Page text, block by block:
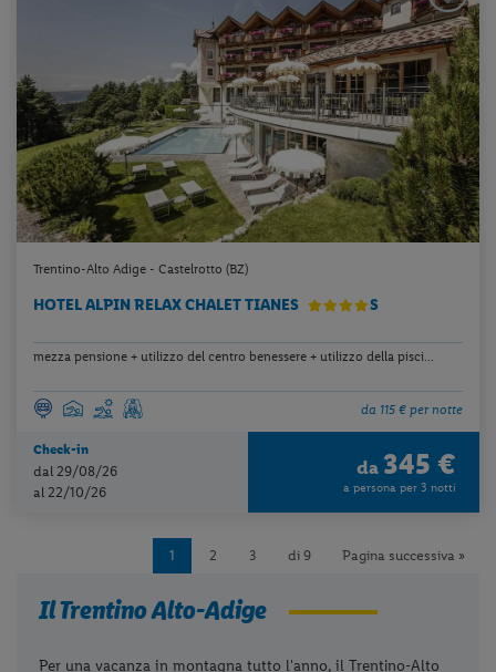
Trentino-Alto Adige - Castelrotto (BZ)
HOTEL ALPIN RELAX CHALET TIANES S
mezza pensione + utilizzo del centro benessere + utilizzo della pisci...
da 115 € per notte
Check-in
dal 29/08/26
al 22/10/26
da 345 €
a persona per 3 notti
1 2 3 di 9 Pagina successiva »
Il Trentino Alto-Adige
Per una vacanza in montagna tutto l'anno, il Trentino-Alto